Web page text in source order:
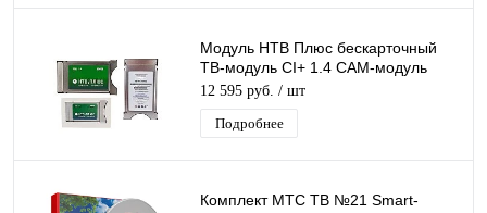
Модуль НТВ Плюс бескарточный
ТВ‑модуль CI+ 1.4 CAM-модуль
SMiT Compunicate CAM
12 595 руб. / шт
Подробнее
Комплект МТС ТВ №21 Smart-